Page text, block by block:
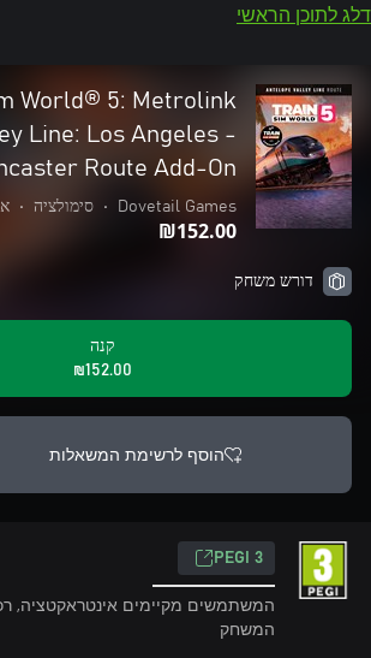
דלג לתוכן הראשי
World® 5: Metrolink
Line: Los Angeles -
Route Add-On
Dovetail Games
• סימולציה •
‪₪‎152.00‬
דורש משחק
קנה
‪₪‎152.00‬
הוסף לרשימת המשאלות
PEGI 3
המשתמשים מקיימים אינטראקטציה,
המשחק